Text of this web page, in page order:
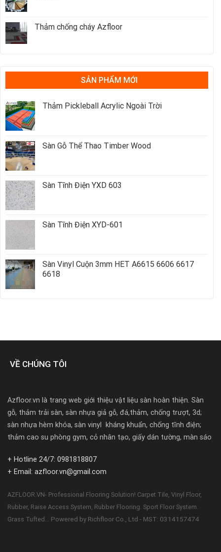
Thảm chống cháy Azfloor
SẢN PHẨM MỚI
Thảm Pickleball Acrylic Ngoài Trời
Sàn Gỗ Thể Thao Timber Wood
Sàn Tĩnh Điện YXD 603
Sàn Tĩnh Điện XYD-601
Sàn Vinyl Cuộn 3mm HET A6615 6606 6617
6618
VỀ CHÚNG TÔI
Azfloor.vn là trang web giới thiệu vật liệu sàn hoàn thiện. Sàn
gỗ, thảm trải sàn, sàn nhựa giả gỗ, đá,thảm, chống trượt, 3d;
sàn nhựa hèm khóa, sàn vinyl kháng khuẩn, chống tĩnh điện;
thảm cao su phòng gym, cỏ nhân tạo, giấy dán tường, màn sáo
+ Hotline 24/7: 0981818807
+ Email: azfloor.vn@gmail.com
AZFLOOR.VN- Professional Flooring Solution! Carpet Tile, Vinyl Floor,
Rubber, Raise Access System, Rubber Flooring. Sport Floor System.
Grass Tufted... Powered by Richfloor Co., Ltd - MST: 0314157474